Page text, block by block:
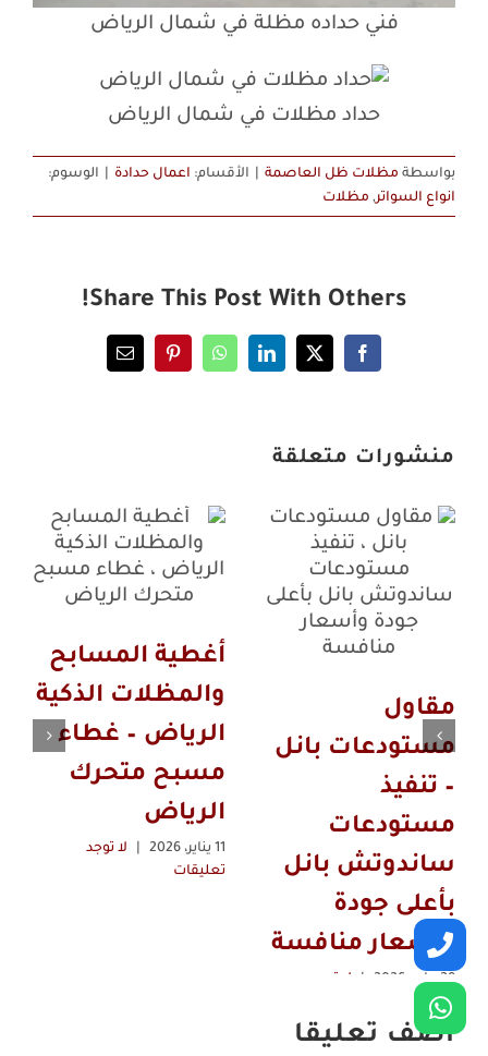
فني حداده مظلة في شمال الرياض
حداد مظلات في شمال الرياض
بواسطة مظلات ظل العاصمة الأقسام: اعمال حدادة
الوسوم:
انواع السواتر, مظلات
Share This Post With Others!
Facebook
X
LinkedIn
WhatsApp
Pinterest
Email
منشورات متعلقة
مقاول
مستودعات بانل
– تنفيذ
مستودعات
ساندوتش بانل
بأعلى جودة
وأسعار منافسة
29 مايو، 2026 |
لا توجد
تعليقات
أغطية المسابح
والمظلات الذكية
الرياض – غطاء
مسبح متحرك
الرياض
11 يناير، 2026
لا توجد
تعليقات
اضف تعليقا